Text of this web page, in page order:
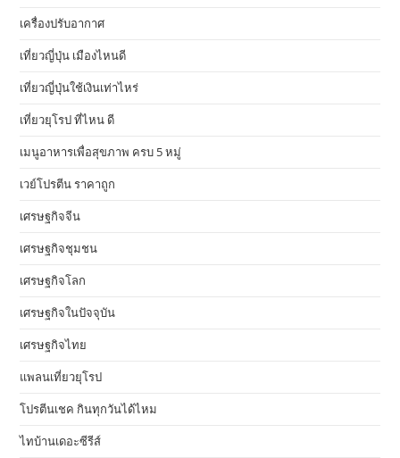
เครื่องปรับอากาศ
เที่ยวญี่ปุ่น เมืองไหนดี
เที่ยวญี่ปุ่นใช้เงินเท่าไหร่
เที่ยวยุโรป ที่ไหน ดี
เมนูอาหารเพื่อสุขภาพ ครบ 5 หมู่
เวย์โปรตีน ราคาถูก
เศรษฐกิจจีน
เศรษฐกิจชุมชน
เศรษฐกิจโลก
เศรษฐกิจในปัจจุบัน
เศรษฐกิจไทย
แพลนเที่ยวยุโรป
โปรตีนเชค กินทุกวันได้ไหม
ไทบ้านเดอะซีรีส์